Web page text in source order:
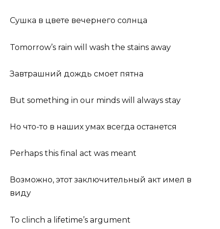
Сушка в цвете вечернего солнца
Tomorrow’s rain will wash the stains away
Завтрашний дождь смоет пятна
But something in our minds will always stay
Но что-то в наших умах всегда останется
Perhaps this final act was meant
Возможно, этот заключительный акт имел в
виду
To clinch a lifetime’s argument